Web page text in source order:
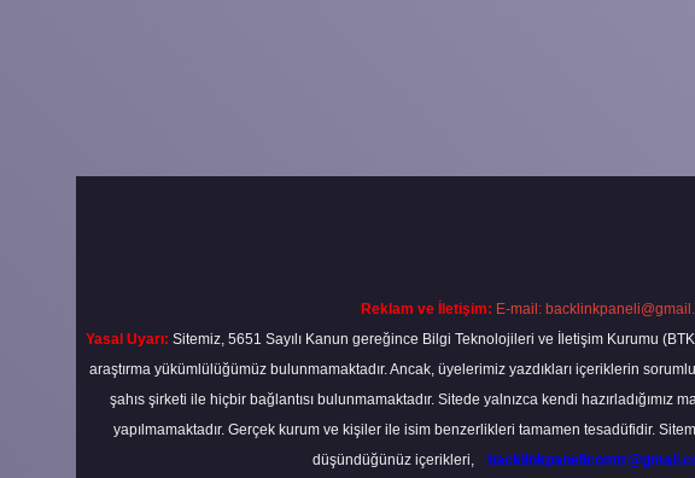
Reklam ve İletişim: E-mail:
Yasal Uyarı: Sitemiz, 5651 Sayılı Kanun gereğince Bilgi Teknolojileri ve İletişim Kurumu
araştırma yükümlülüğümüz bulunmamaktadır. Ancak, üyelerimiz yazdıkları içeriklerin
şahıs şirketi ile hiçbir bağlantısı bulunmamaktadır. Sitede yalnızca kendi
yapılmamaktadır. Gerçek kurum ve kişiler ile isim benzerlikleri tamamen tesadüfidir.
düşündüğünüz içerikleri,